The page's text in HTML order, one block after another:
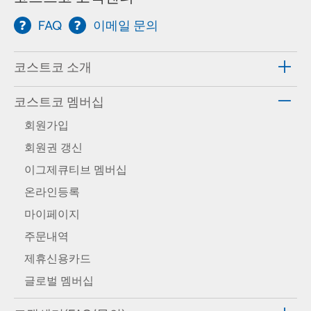
FAQ 이메일 문의
코스트코 소개
코스트코 멤버십
회원가입
회원권 갱신
이그제큐티브 멤버십
온라인등록
마이페이지
주문내역
제휴신용카드
글로벌 멤버십